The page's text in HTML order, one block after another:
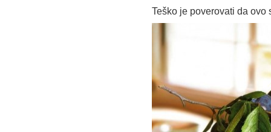
Teško je poverovati da ovo